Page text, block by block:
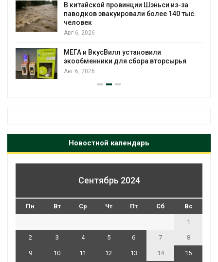
В китайской провинции Шэньси из-за
паводков эвакуировали более 140 тыс.
человек
Авг 6, 2026
МЕГА и ВкусВилл установили
экообменники для сбора вторсырья
Авг 6, 2026
Новостной календарь
Сентябрь 2024
Пн Вт Ср Чт Пт Сб Вс
1
2 3 4 5 6 7 8
9 10 11 12 13 14 15